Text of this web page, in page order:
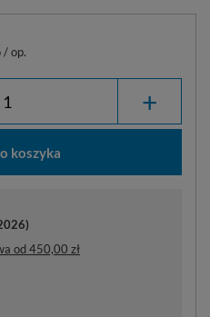
/op.
+
koszyka
od450,00 zł